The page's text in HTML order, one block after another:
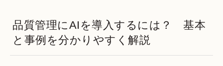
品質管理にAIを導入するには？ 基本
と事例を分かりやすく解説